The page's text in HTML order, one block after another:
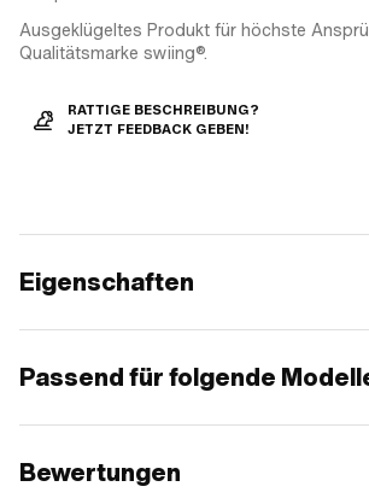
Ausgeklügeltes Produkt für höchste
Qualitätsmarke swiing®.
RATTIGE BESCHREIBUNG?
JETZT FEEDBACK GEBEN!
Eigenschaften
Passend für folgende
Bewertungen